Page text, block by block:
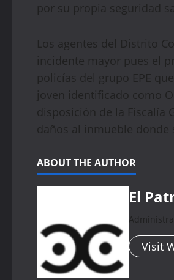
por su propia seguridad
Los agentes del Distrito
incidente mayor pues el
policías del grupo EPE
joven identificado como
disposición de la Fiscalía
daños al inmueble donde
ABOUT THE AUTHOR
El
Visit